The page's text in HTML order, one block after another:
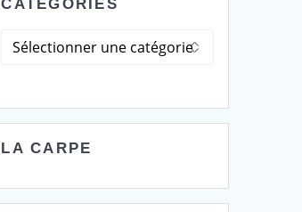
CATÉGORIES
Catégories
LA CARPE